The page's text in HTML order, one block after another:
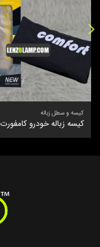
کیسه و سطل زباله
کیسه زباله خودرو کامفورت